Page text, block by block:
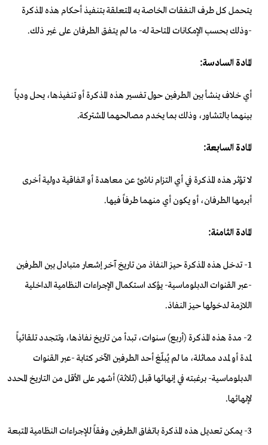
يتحمل كل طرف النفقات الخاصة به المتعلقة بتنفيذ أحكام هذه المذكرة
-وذلك بحسب الإمكانات المتاحة له- ما لم يتفق الطرفان على غير ذلك.
المادة السادسة:
أي خلاف ينشأ بين الطرفين حول تفسير هذه المذكرة أو تنفيذها، يحل ودياً
بينهما بالتشاور، وذلك بما يخدم مصالحهما المشتركة.
المادة السابعة:
لا تؤثر هذه المذكرة في أي التزام ناشئ عن معاهدة أو اتفاقية دولية أخرى
أبرمها الطرفان، أو يكون أي منهما طرفاً فيها.
المادة الثامنة:
1- تدخل هذه المذكرة حيز النفاذ من تاريخ آخر إشعار متبادل بين الطرفين
-عبر القنوات الدبلوماسية- يؤكد استكمال الإجراءات النظامية الداخلية
اللازمة لدخولها حيز النفاذ.
2- مدة هذه المذكرة (أربع) سنوات، تبدأ من تاريخ نفاذها، وتتجدد تلقائياً
لمدة أو لمدد مماثلة، ما لم يُبلّغ أحد الطرفين الآخر كتابة -عبر القنوات
الدبلوماسية- برغبته في إنهائها قبل (ثلاثة) أشهر على الأقل من التاريخ المحدد
لإنهائها.
3- يمكن تعديل هذه المذكرة باتفاق الطرفين وفقاً للإجراءات النظامية المتبعة